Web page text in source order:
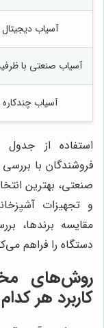
آسیاب دیجیتال
آسیاب صنعتی با
آسیاب چندکاره
استفاده از
فروشندگان با
صنعتی، بهترین
و تجهیزات
مقایسه برندها،
دستگاه را فراهم
روش‌های
کاربرد هر کدام